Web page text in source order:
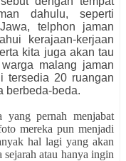
dahulu, seperti
telphon jaman
kerajaan-kerjaan
kita juga akan tau
malang jaman
tersedia 20 ruangan
berbeda-beda.
pernah menjabat
mereka pun menjadi
hal lagi yang akan
atau hanya ingin